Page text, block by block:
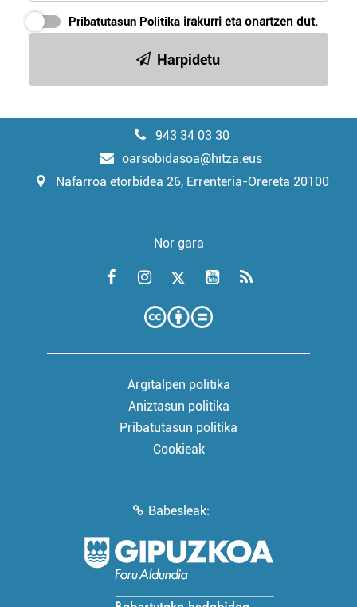
Pribatutasun Politika irakurri eta onartzen dut.
Harpidetu
943 34 03 30
oarsobidasoa@hitza.eus
Nafarroa etorbidea 26, Errenteria-Orereta 20100
Nor gara
Argitalpen politika
Aniztasun politika
Pribatutasun politika
Cookieak
Babesleak: